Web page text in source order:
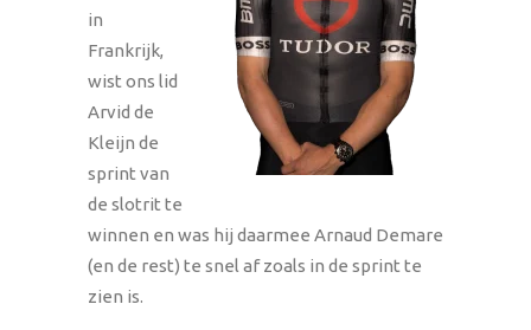
in
Frankrijk,
wist ons lid
Arvid de
Kleijn de
sprint van
de slotrit te
winnen en was hij daarmee Arnaud Demare
(en de rest) te snel af zoals in de sprint te
zien is.